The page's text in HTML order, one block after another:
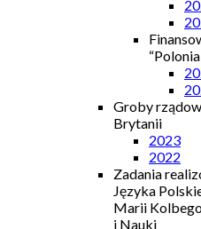
Groby
Brytanii
2023
2022
Zadania
Języka
Marii
i Nauki